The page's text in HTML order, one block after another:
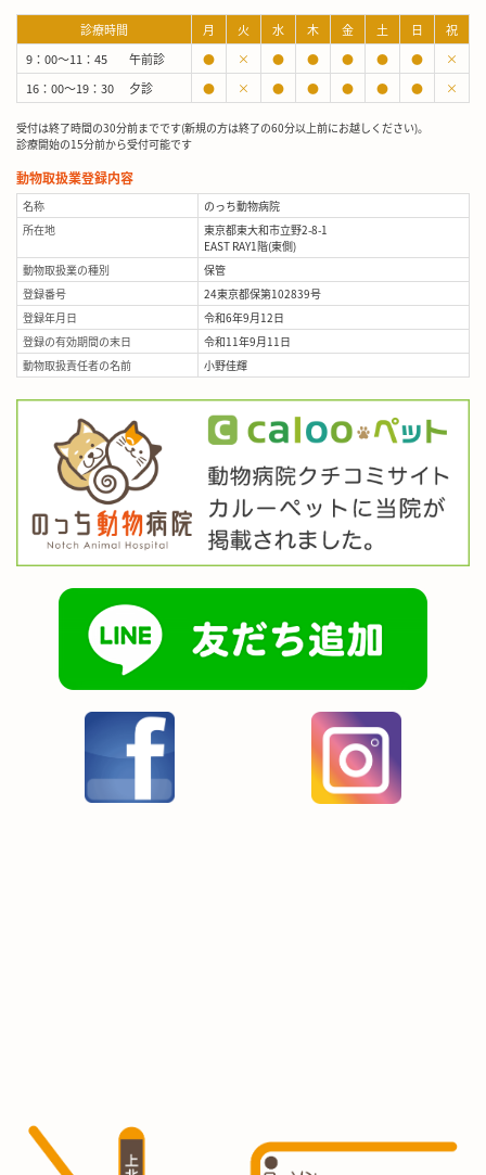
診療時間 月 火 水 木 金 土 日
祝
9：00～11：45
午前診 ● × ● ● ● ● ●
×
16：00～19：30
夕診 ● × ● ● ● ● ● ×
受付は終了時間の30分前までです(新規の方は終了の60分以上前にお越しください)。
診療開始の15分前から受付可能です
動物取扱業登録内容
名称
のっち動物病院
所在地
東京都東大和市立野2-8-1
EAST RAY1階(東側)
動物取扱業の種別
保管
登録番号
24東京都保第102839号
登録年月日
令和6年9月12日
登録の有効期間の末日
令和11年9月11日
動物取扱責任者の名前
小野佳輝